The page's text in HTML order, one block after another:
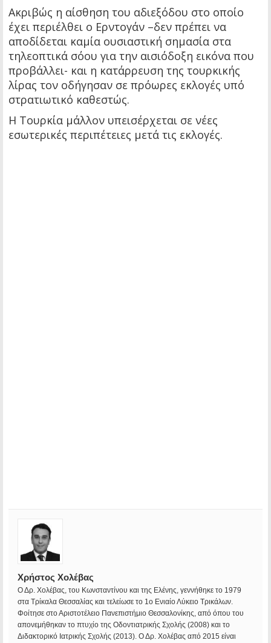
Ακριβώς η αίσθηση του αδιεξόδου στο οποίο
έχει περιέλθει ο Ερντογάν –δεν πρέπει να
αποδίδεται καμία ουσιαστική σημασία στα
τηλεοπτικά σόου για την αισιόδοξη εικόνα που
προβάλλει- και η κατάρρευση της τουρκικής
λίρας τον οδήγησαν σε πρόωρες εκλογές υπό
στρατιωτικό καθεστώς.
Η Τουρκία μάλλον υπεισέρχεται σε νέες
εσωτερικές περιπέτειες μετά τις εκλογές.
Χρήστος Χολέβας
Ο Δρ. Χολέβας, του Κωνσταντίνου και της Ελένης, γεννήθηκε το 1979
στα Τρίκαλα Θεσσαλίας και τελείωσε το 1ο Ενιαίο Λύκειο Τρικάλων.
Φοίτησε στο Αριστοτέλειο Πανεπιστήμιο Θεσσαλονίκης, από όπου του
απονεμήθηκαν το πτυχίο της Οδοντιατρικής Σχολής (2008) και το
Διδακτορικό Ιατρικής Σχολής (2013). Ο Δρ. Χολέβας από 2015 είναι